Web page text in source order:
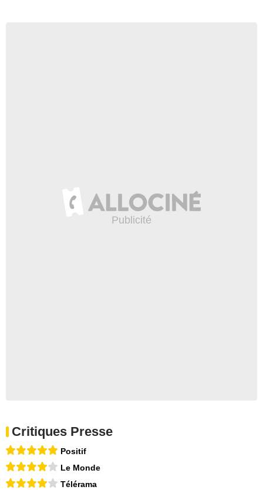
Critiques Presse
Positif
Le Monde
Télérama